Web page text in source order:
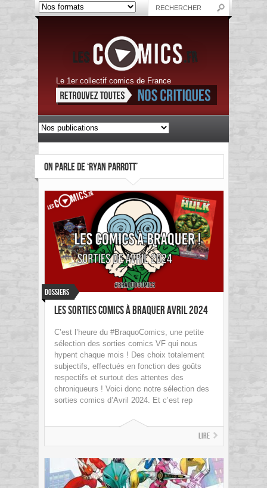
Le 1er collectif comics de France
ON PARLE DE ‘RYAN PARROTT’
Dossiers
Les sorties Comics à braquer Avril 2024
C’est l’heure du #BraquoComics, une petite
sélection des sorties comics VF qui nous
hypent chaque mois ! Des choix totalement
subjectifs, effectués en fonction des goûts
respectifs et surtout des attentes des
chroniqueurs ! Voici donc notre sélection des
sorties comics d’Avril 2024. Et c’est rep
Lire